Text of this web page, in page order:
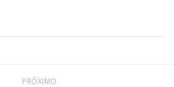
PRÓXIMO